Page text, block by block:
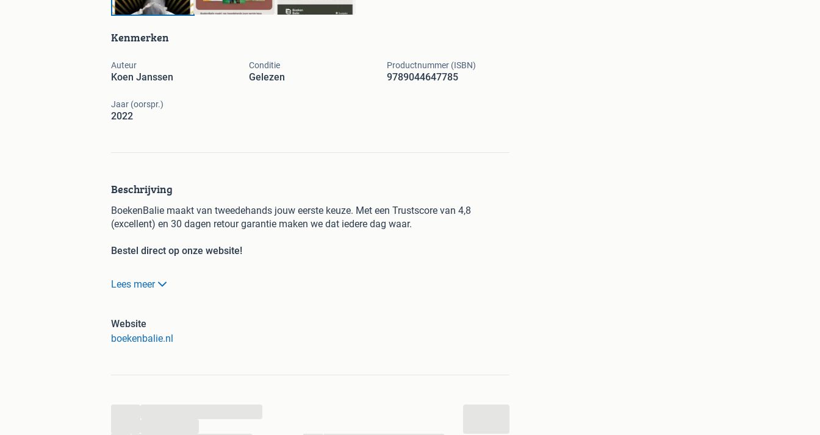
Kenmerken
Auteur
Koen Janssen
Conditie
Gelezen
Productnummer (ISBN)
9789044647785
Jaar (oorspr.)
2022
Beschrijving
BoekenBalie maakt van tweedehands jouw eerste keuze. Met een Trustscore van 4,8
(excellent) en 30 dagen retour garantie maken we dat iedere dag waar.
Bestel direct op onze website!
Titel:
Auteur:Koen Janssen
Conditie:
Bijna honderd jaar geleden organiseerde de FIFA de eerste editie van het WK voetbal, dat
Lees meer
Website
boekenbalie.nl